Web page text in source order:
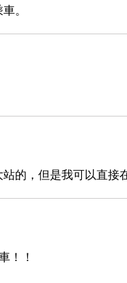
。
的，但是我可以直接
！！